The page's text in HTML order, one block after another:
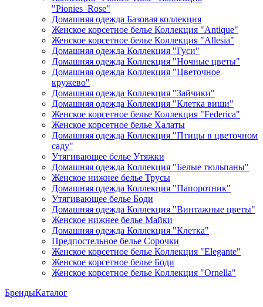
"Pionies_Rose"
Домашняя одежда Базовая коллекция
Женское корсетное белье Коллекция "Antique"
Женское корсетное белье Коллекция "Allesia"
Домашняя одежда Коллекция "Гуси"
Домашняя одежда Коллекция "Ночные цветы"
Домашняя одежда Коллекция "Цветочное
кружево"
Домашняя одежда Коллекция "Зайчики"
Домашняя одежда Коллекция "Клетка виши"
Женское корсетное белье Коллекция "Federica"
Женское корсетное белье Халаты
Домашняя одежда Коллекция "Птицы в цветочном
саду"
Утягивающее белье Утяжки
Домашняя одежда Коллекция "Белые тюльпаны"
Женское нижнее белье Трусы
Домашняя одежда Коллекция "Папоротник"
Утягивающее белье Боди
Домашняя одежда Коллекция "Винтажные цветы"
Женское нижнее белье Майки
Домашняя одежда Коллекция "Клетка"
Предпостельное белье Сорочки
Женское корсетное белье Коллекция "Elegante"
Женское корсетное белье Боди
Женское корсетное белье Коллекция "Ornella"
БрендыКаталог